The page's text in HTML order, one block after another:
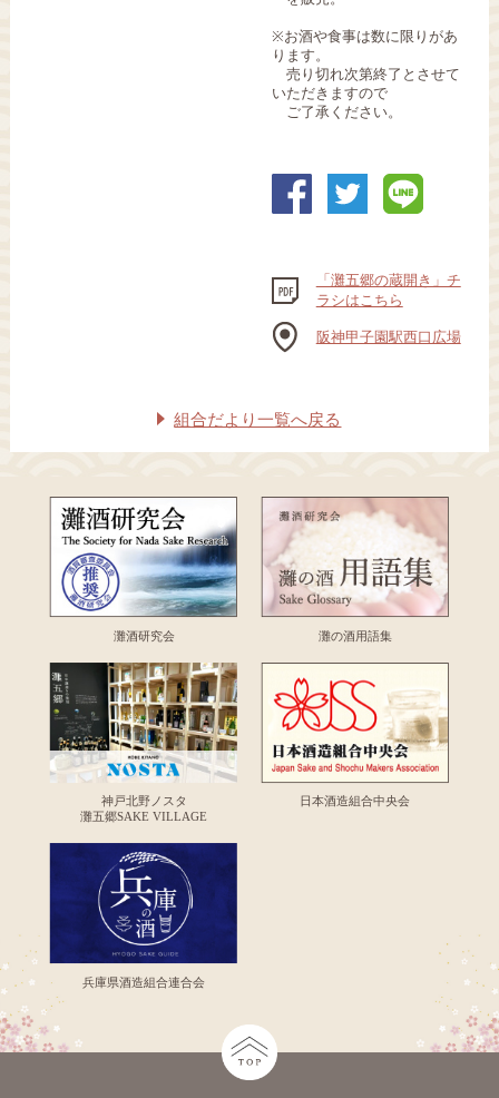
※お酒や食事は数に限りがあ
ります。
売り切れ次第終了とさせて
いただきますので
ご了承ください。
「灘五郷の蔵開き」チ
ラシはこちら
阪神甲子園駅西口広場
組合だより一覧へ戻る
灘酒研究会 灘の酒用語集
神戸北野ノスタ
灘五郷SAKE VILLAGE
日本酒造組合中央会
兵庫県酒造組合連合会